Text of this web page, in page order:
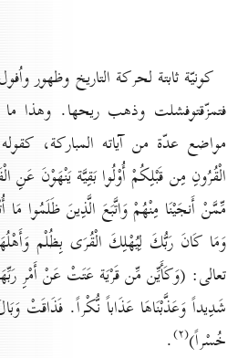
كونيّة ثابتة لحركة التاريخ وظهور
فتمزّقتوفشلت وذهب ريحها. وهذا ما
مواضع عدّة من آياته المباركة،
الْقُرُونِ مِن قَبْلِكُمْ أُوْلُوا بَقِيَّة يَنْهَوْنَ عَنِ
مِّمَّنْ أَنجَيْنَا مِنْهُمْ وَاتَّبَعَ الَّذِينَ ظَلَمُوا مَا
وَمَا كَانَ رَبُّكَ لِيُهْلِكَ الْقُرَى بِظُلْم
تعالى: (وَكَأَيِّن مِّنقَرْيَة عَتَتْ عَنْ أَمْرِ
شَدِيداً وَعَذَّبْنَاهَا عَذَاباً نُّكْراً. فَذَاقَتْ
خُسْراً)(۲) .